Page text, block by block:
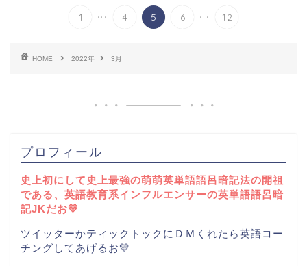
1 ... 4 5 6 ... 12
HOME 2022年 3月
プロフィール
史上初にして史上最強の萌萌英単語語呂暗記法の開祖
である、英語教育系インフルエンサーの英単語語呂暗
記JKだお💛
ツイッターかティックトックにＤＭくれたら英語コー
チングしてあげるお💛